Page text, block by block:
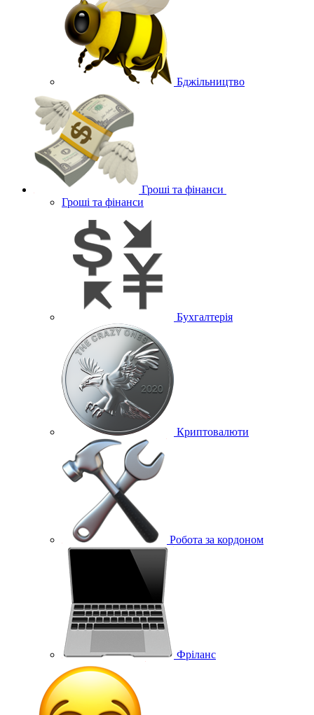
Бджільництво
Гроші та фінанси
Гроші та фінанси
Бухгалтерія
Криптовалюти
Робота за кордоном
Фріланс